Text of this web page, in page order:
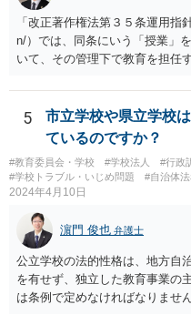
「改正著作権法第３５条運用
n/）では、同条にいう「授業」
いて、その管理下で教育を担任
級活動・クラブ活動・学校行事
当しない例として自主的なボ
等を列挙しています。 本件を
校司書は、学校図書館法第６条
事する職員」と位置づけられ、
に該当しません。 ②活動内容も
したがって、本件展示は「授業
る適法化はできないと考えられ
が、ご相談のケースのような事
ほぼないため、今後も裁判例が
ちらの解釈が正しいのかについ
5
市立学校や県立学校
ているのですか？
#教育委員会・学校 #学校法人 #行政
#学校トラブル・いじめ問題
#自治体法
2024年4月10日
濵門 俊也 弁護士
公立学校の法的性格は、地方自
を有せず、独立した教育事業の
は条例で定めなければなりませ